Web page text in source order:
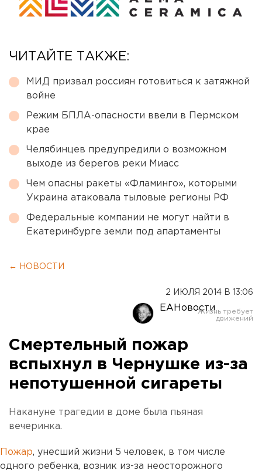
ЧИТАЙТЕ ТАКЖЕ:
МИД призвал россиян готовиться к затяжной
войне
Режим БПЛА-опасности ввели в Пермском
крае
Челябинцев предупредили о возможном
выходе из берегов реки Миасс
Чем опасны ракеты «Фламинго», которыми
Украина атаковала тыловые регионы РФ
Федеральные компании не могут найти в
Екатеринбурге земли под апартаменты
← НОВОСТИ
2 ИЮЛЯ 2014 В 13:06
ЕАНовости
Смертельный пожар
вспыхнул в Чернушке из-за
непотушенной сигареты
Накануне трагедии в доме была пьяная
вечеринка.
Пожар, унесший жизни 5 человек, в том числе
одного ребенка, возник из-за неосторожного